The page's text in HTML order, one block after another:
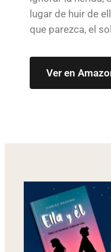
lugar de huir de
que parezca, el
Ver en